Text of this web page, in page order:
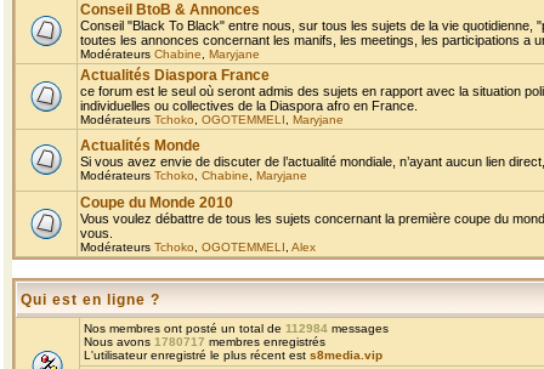
Conseil BtoB & Annonces
Conseil "Black To Black" entre nous, sur tous les sujets de la vie
toutes les annonces concernant les manifs, les meetings, les participations a
Modérateurs Chabine Maryjane
Actualités Diaspora France
ce forum est le seul où seront admis des sujets en rapport avec la situation
individuelles ou collectives de la Diaspora afro en France.
Modérateurs Tchoko OGOTEMMELI Maryjane
Actualités Monde
Si vous avez envie de discuter de l’actualité mondiale, n’ayant aucun lien
Modérateurs Tchoko Chabine Maryjane
Coupe du Monde 2010
Vous voulez débattre de tous les sujets concernant la première coupe du
vous.
Modérateurs Tchoko OGOTEMMELI Alex
Qui est en ligne ?
Nos membres ont posté un total de 112984 messages
Nous avons 1780717 membres enregistrés
L'utilisateur enregistré le plus récent est s8media.vip